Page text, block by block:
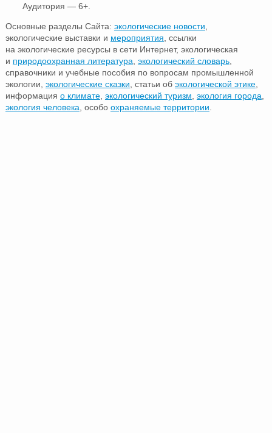
Аудитория — 6+.
Основные разделы Сайта: экологические новости,
экологические выставки и мероприятия, ссылки
на экологические ресурсы в сети Интернет, экологическая
и природоохранная литература, экологический словарь,
справочники и учебные пособия по вопросам промышленной
экологии, экологические сказки, статьи об экологической этике,
информация о климате, экологический туризм, экология города,
экология человека, особо охраняемые территории.